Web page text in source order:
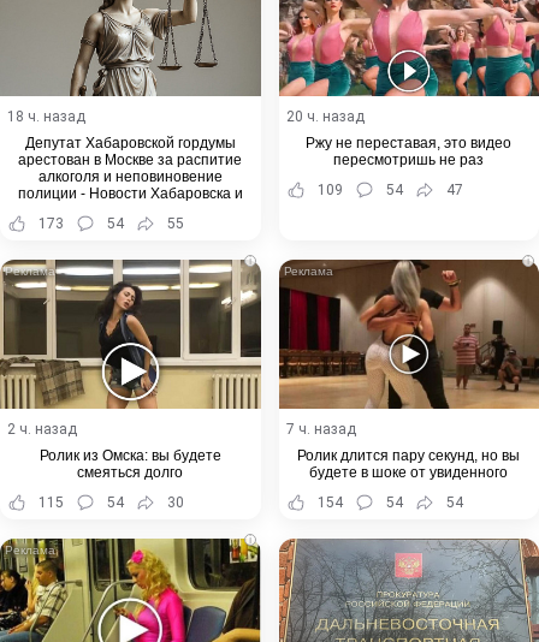
18 ч. назад
Депутат Хабаровской гордумы
арестован в Москве за распитие
алкоголя и неповиновение
полиции - Новости Хабаровска и
173 54 55
20 ч. назад
Ржу не переставая, это видео
пересмотришь не раз
109
54 47
i
2 ч. назад
Ролик из Омска: вы будете
смеяться долго
115
54 30
i
7 ч. назад
Ролик длится пару секунд, но вы
будете в шоке от увиденного
154
54 54
i